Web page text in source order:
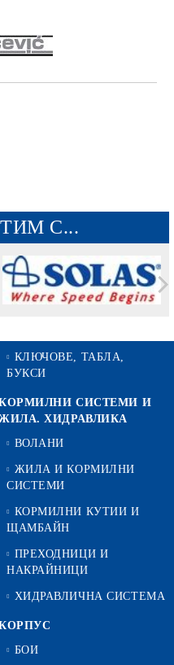
С...
КЛЮЧОВЕ, ТАБЛА,
БУКСИ
СИСТЕМИ И
ХИДРАВЛИКА
ВОЛАНИ
ЖИЛА И КОРМИЛНИ
СИСТЕМИ
КОРМИЛНИ КУТИИ И
ЩАМБАЙН
ПРЕХОДНИЦИ И
НАКРАЙНИЦИ
ХИДРАВЛИЧНА СИСТЕМА
БОИ